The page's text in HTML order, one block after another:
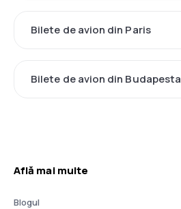
Bilete de avion din Paris
Bilete de avion din Budapesta
Află mai multe
Blogul